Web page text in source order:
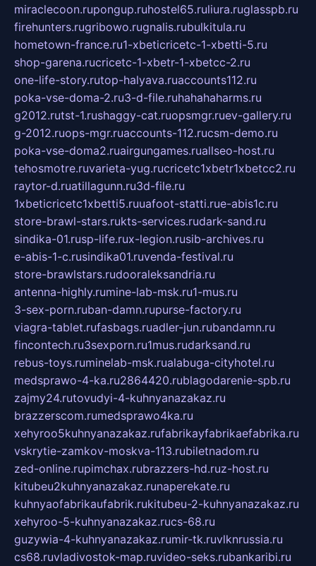
miraclecoon.rupongup.ruhostel65.ruliura.ruglasspb.ru
firehunters.rugribowo.rugnalis.rubulkitula.ru
hometown-france.ru1-xbeticricetc-1-xbetti-5.ru
shop-garena.rucricetc-1-xbetr-1-xbetcc-2.ru
one-life-story.rutop-halyava.ruaccounts112.ru
poka-vse-doma-2.ru3-d-file.ruhahahaharms.ru
g2012.rutst-1.rushaggy-cat.ruopsmgr.ruev-gallery.ru
g-2012.ruops-mgr.ruaccounts-112.rucsm-demo.ru
poka-vse-doma2.ruairgungames.ruallseo-host.ru
tehosmotre.ruvarieta-yug.rucricetc1xbetr1xbetcc2.ru
raytor-d.ruatillagunn.ru3d-file.ru
1xbeticricetc1xbetti5.ruuafoot-statti.rue-abis1c.ru
store-brawl-stars.rukts-services.rudark-sand.ru
sindika-01.rusp-life.rux-legion.rusib-archives.ru
e-abis-1-c.rusindika01.ruvenda-festival.ru
store-brawlstars.rudooraleksandria.ru
antenna-highly.rumine-lab-msk.ru1-mus.ru
3-sex-porn.ruban-damn.rupurse-factory.ru
viagra-tablet.rufasbags.ruadler-jun.rubandamn.ru
fincontech.ru3sexporn.ru1mus.rudarksand.ru
rebus-toys.ruminelab-msk.rualabuga-cityhotel.ru
medsprawo-4-ka.ru2864420.rublagodarenie-spb.ru
zajmy24.rutovudyi-4-kuhnyanazakaz.ru
brazzerscom.rumedsprawo4ka.ru
xehyroo5kuhnyanazakaz.rufabrikayfabrikaefabrika.ru
vskrytie-zamkov-moskva-113.rubiletnadom.ru
zed-online.rupimchax.rubrazzers-hd.ruz-host.ru
kitubeu2kuhnyanazakaz.runaperekate.ru
kuhnyaofabrikaufabrik.rukitubeu-2-kuhnyanazakaz.ru
xehyroo-5-kuhnyanazakaz.rucs-68.ru
guzywia-4-kuhnyanazakaz.rumir-tk.ruvlknrussia.ru
cs68.ruvladivostok-map.ruvideo-seks.rubankaribi.ru